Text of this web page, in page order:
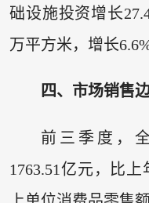
础设施投资增长
万平方米，增长6.6%
四、市场销售
前三季度，
1763.51亿元，比